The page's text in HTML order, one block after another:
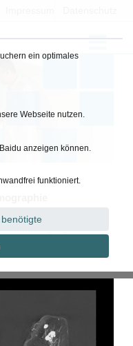
ein optimales
Webseite nutzen.
anzeigen können.
funktioniert.